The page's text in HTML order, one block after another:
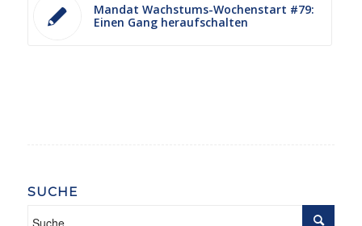
Mandat Wachstums-Wochenstart #79:
Einen Gang heraufschalten
SUCHE